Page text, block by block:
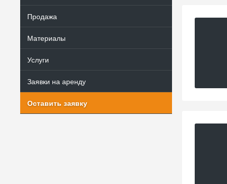
Продажа
Материалы
Услуги
Заявки на аренду
Оставить заявку